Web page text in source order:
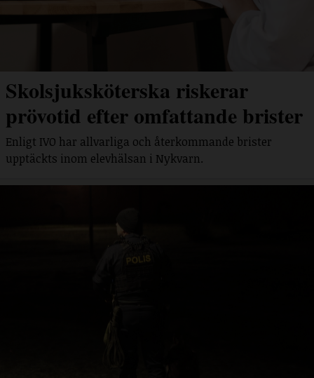
Skolsjuksköterska riskerar
prövotid efter omfattande brister
Enligt IVO har allvarliga och återkommande brister
upptäckts inom elevhälsan i Nykvarn.